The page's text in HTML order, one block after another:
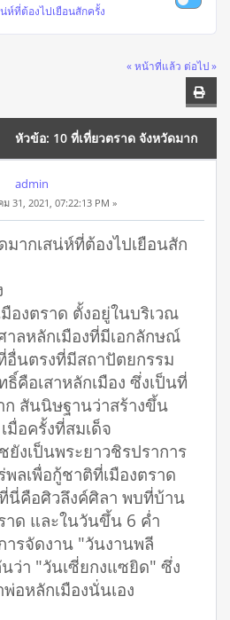
ห์ที่ต้องไปเยือนสักครั้ง
« หน้าที่แล้ว ต่อไป »
หัวข้อ: 10 ที่เที่ยวตราด จังหวัดมาก
าน 10711 ครั้ง)
admin
31, 2021, 07:22:13 PM »
มากเสน่ห์ที่ต้องไปเยือนสัก
ตราด ตั้งอยู่ในบริเวณ
าลหลักเมืองที่มีเอกลักษณ์
อื่นตรงที่มีสถาปัตยกรรม
คือเสาหลักเมือง ซึ่งเป็นที่
สันนิษฐานว่าสร้างขึ้น
อครั้งที่สมเด็จ
ยังเป็นพระยาวชิรปราการ
ลเพื่อกู้ชาติที่เมืองตราด
นี่คือศิวลึงค์ศิลา พบที่บ้าน
าด และในวันขึ้น 6 ค่ำ
ารจัดงาน "วันงานพลี
ว่า "วันเซี่ยกงแซยิด" ซึ่ง
อหลักเมืองนั่นเอง